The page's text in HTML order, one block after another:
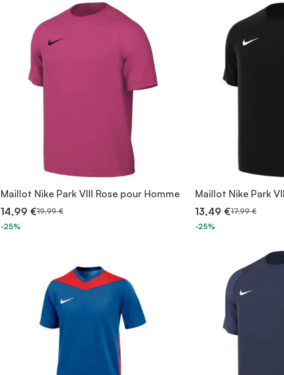
Maillot Nike Park VIII Rose pour Homme
14,99 €19,99 €
-25%
Maillot Nike Park
13,49 €17,99 €
-25%